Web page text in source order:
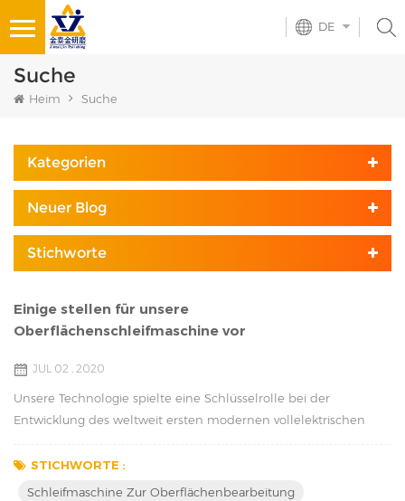
DE
Suche
Heim Suche
Kategorien
Neuer Blog
Stichworte
Einige stellen für unsere
Oberflächenschleifmaschine vor
JUL 02 , 2020
Unsere Technologie spielte eine Schlüsselrolle bei der
Entwicklung des weltweit ersten modernen vollelektrischen
zu allen Automobilherstellern sowie die hauseigene
Elektronikentwicklung und -fertigung kommen heute in allen
STICHWORTE :
Schleifmaschine Zur Oberflächenbearbeitung